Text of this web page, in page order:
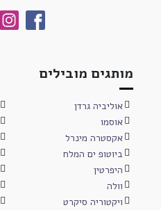
מותגים מובילים
אוליביה גרדן
אוסמו
אקסטרה מינרל
ביוטופ ים המלח
היפרטין
וולה
ויקטוריה סיקרט